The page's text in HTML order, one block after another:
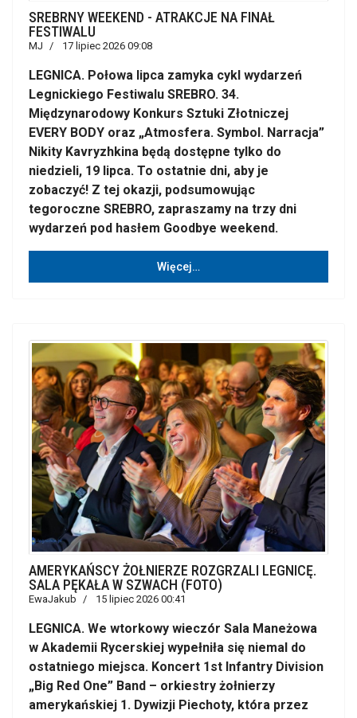
SREBRNY WEEKEND - ATRAKCJE NA FINAŁ
FESTIWALU
MJ 17 lipiec 2026 09:08
LEGNICA. Połowa lipca zamyka cykl wydarzeń
Legnickiego Festiwalu SREBRO. 34.
Międzynarodowy Konkurs Sztuki Złotniczej
EVERY BODY oraz „Atmosfera. Symbol. Narracja”
Nikity Kavryzhkina będą dostępne tylko do
niedzieli, 19 lipca. To ostatnie dni, aby je
zobaczyć! Z tej okazji, podsumowując
tegoroczne SREBRO, zapraszamy na trzy dni
wydarzeń pod hasłem Goodbye weekend.
Więcej…
AMERYKAŃSCY ŻOŁNIERZE ROZGRZALI LEGNICĘ.
SALA PĘKAŁA W SZWACH (FOTO)
EwaJakub 15 lipiec 2026 00:41
LEGNICA. We wtorkowy wieczór Sala Maneżowa
w Akademii Rycerskiej wypełniła się niemal do
ostatniego miejsca. Koncert 1st Infantry Division
„Big Red One” Band – orkiestry żołnierzy
amerykańskiej 1. Dywizji Piechoty, która przez